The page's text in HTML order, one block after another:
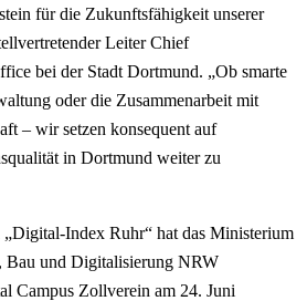
für die Zukunftsfähigkeit unserer
Leiter Chief
bei der Stadt Dortmund. „Ob smarte
oder die Zusammenarbeit mit
– wir setzen konsequent auf
in Dortmund weiter zu
„Digital-Index Ruhr“ hat das Ministerium
Bau und Digitalisierung NRW
Campus Zollverein am 24. Juni